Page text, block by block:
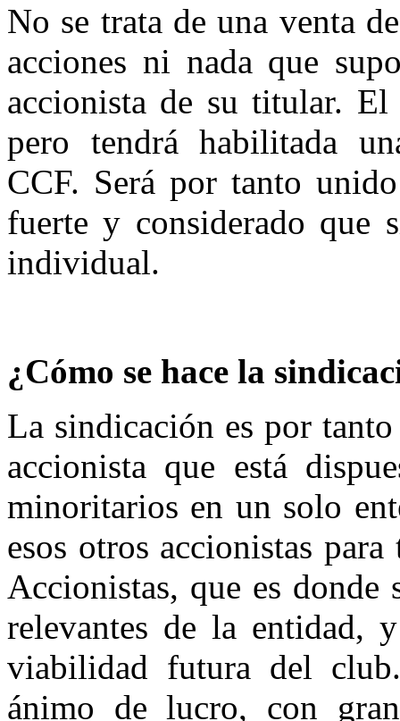
No se trata de una venta
acciones ni nada que
accionista de su titular.
pero tendrá habilitada
CCF. Será por tanto
fuerte y considerado que
individual.
¿Cómo se hace la
La sindicación es por
accionista que está
minoritarios en un solo
esos otros accionistas
Accionistas, que es donde
relevantes de la entidad,
viabilidad futura del
ánimo de lucro, con